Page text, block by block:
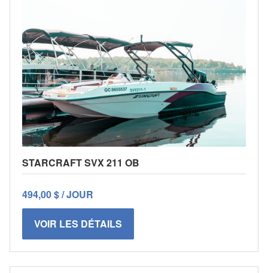
STARCRAFT SVX 211 OB
494,00 $ / JOUR
VOIR LES DÉTAILS